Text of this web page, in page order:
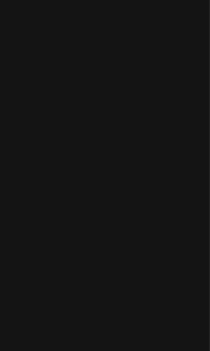
port:
port:
mode:
port:
port:
port:
port:
server: